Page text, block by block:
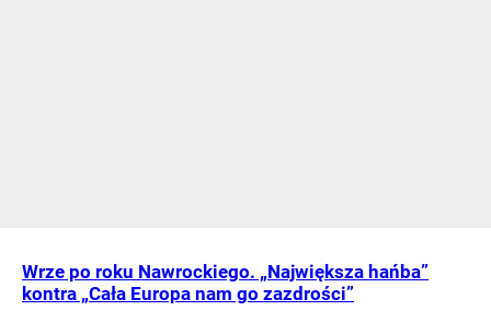
Wrze po roku Nawrockiego. „Największa hańba”
kontra „Cała Europa nam go zazdrości”